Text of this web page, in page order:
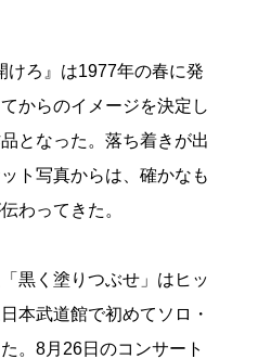
けろ』は1977年の春に発
からのイメージを決定し
となった。落ち着きが出
ト写真からは、確かなも
わってきた。
黒く塗りつぶせ」はヒッ
本武道館で初めてソロ・
。8月26日のコンサート